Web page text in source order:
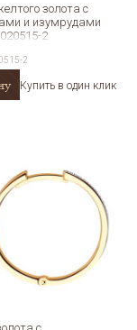
золота с
и изумрудами
2
2
Купить в один клик